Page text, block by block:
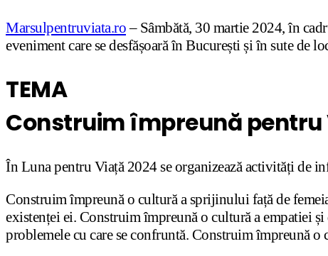
Marsulpentruviata.ro– Sâmbătă, 30 martie 2024, în
eveniment care se desfășoară în București și în sute de
TEMA
Construim împreună pentru
În Luna pentru Viață 2024 se organizează activități de
Construim împreună o cultură a sprijinului față de
existenței ei. Construim împreună o cultură a empatiei
problemele cu care se confruntă. Construim împreună